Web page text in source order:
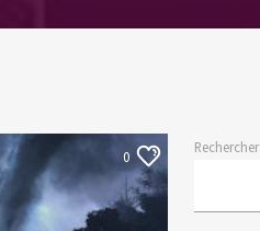
0
Rechercher